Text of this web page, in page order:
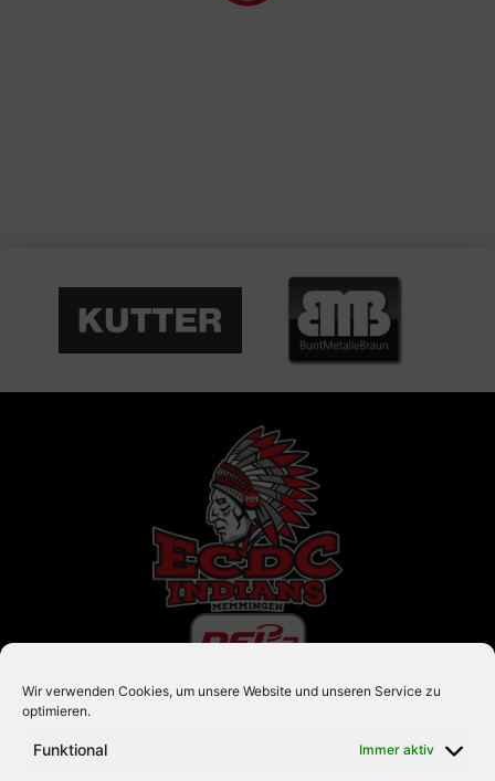
Wir verwenden Cookies, um unsere Website und unseren Service zu
optimieren.
Funktional Immer aktiv
Eishockey mit Herz und Leidenschaft. Seit 1992.
#ZUSAMMENHALTEN
Die Indians